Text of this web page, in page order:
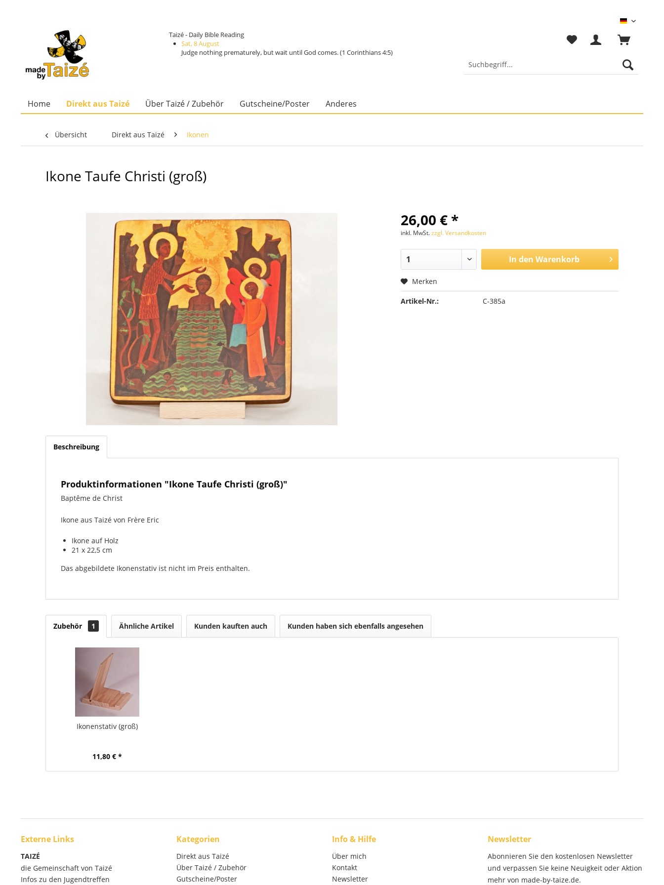
Deutsch
Taizé - Daily Bible Reading
Sat, 8 August
Judge nothing prematurely, but wait until God comes. (1 Corinthians 4:5)
Home Direkt aus Taizé Über Taizé / Zubehör Gutscheine/Poster Anderes
Übersicht Direkt aus Taizé Ikonen
Ikone Taufe Christi (groß)
26,00 € *
inkl. MwSt.zzgl. Versandkosten
In den Warenkorb
Merken
Artikel-Nr.: C-385a
Beschreibung
Produktinformationen "Ikone Taufe Christi (groß)"
Baptême de Christ
Ikone aus Taizé von Frère Eric
Ikone auf Holz
21 x 22,5 cm
Das abgebildete Ikonenstativ ist nicht im Preis enthalten.
Zubehör 1 Ähnliche Artikel Kunden kauften auch Kunden haben sich ebenfalls angesehen
Ikonenstativ (groß)
11,80 € *
Externe Links
TAIZÉ
die Gemeinschaft von Taizé
Infos zu den Jugendtreffen
Kategorien
Direkt aus Taizé
Über Taizé / Zubehör
Gutscheine/Poster
Info & Hilfe
Über mich
Kontakt
Newsletter
Newsletter
Abonnieren Sie den kostenlosen Newsletter
und verpassen Sie keine Neuigkeit oder Aktion
mehr von made-by-taize.de.